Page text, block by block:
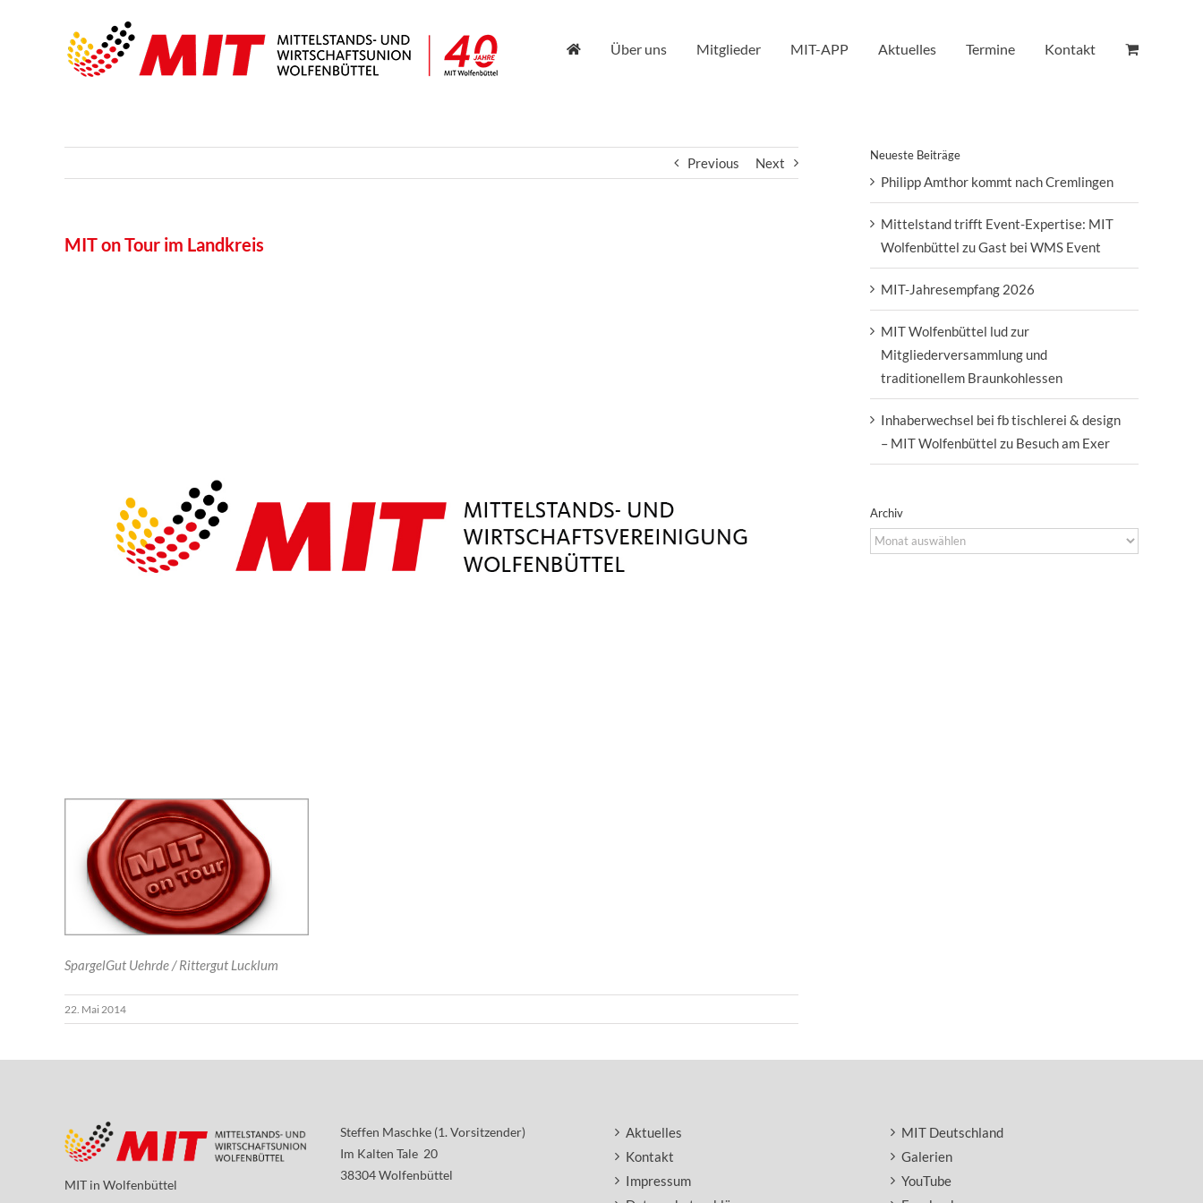
Über uns Mitglieder MIT-APP Aktuelles Termine Kontakt
Previous Next
MIT on Tour im Landkreis
SpargelGut Uehrde / Rittergut Lucklum
22. Mai 2014
Neueste Beiträge
Philipp Amthor kommt nach Cremlingen
Mittelstand trifft Event-Expertise: MIT
Wolfenbüttel zu Gast bei WMS Event
MIT-Jahresempfang 2026
MIT Wolfenbüttel lud zur
Mitgliederversammlung und
traditionellem Braunkohlessen
Inhaberwechsel bei fb tischlerei & design
– MIT Wolfenbüttel zu Besuch am Exer
Archiv
Archiv
MIT in Wolfenbüttel
Steffen Maschke (1. Vorsitzender)
Im Kalten Tale 20
38304 Wolfenbüttel
Aktuelles
Kontakt
Impressum
MIT Deutschland
Galerien
YouTube